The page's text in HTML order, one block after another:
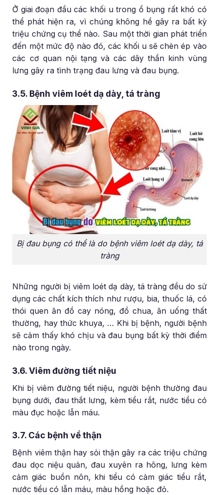
Ở giai đoạn đầu các khối u trong ổ bụng rất khó có
thể phát hiện ra, vì chúng không hề gây ra bất kỳ
triệu chứng cụ thể nào. Sau một thời gian phát triển
đến một mức độ nào đó, các khối u sẽ chèn ép vào
các cơ quan nội tạng và các dây thần kinh vùng
lưng gây ra tình trạng đau lưng và đau bụng.
3.5. Bệnh viêm loét dạ dày, tá tràng
Bị đau bụng có thể là do bệnh viêm loét dạ dày, tá
tràng
Những người bị viêm loét dạ dày, tá tràng đều do sử
dụng các chất kích thích như rượu, bia, thuốc lá, có
thói quen ăn đồ cay nóng, đồ chua, ăn uống thất
thường, hay thức khuya, … Khi bị bệnh, người bệnh
sẽ cảm thấy khó chịu và đau bụng bất kỳ thời điểm
nào trong ngày.
3.6. Viêm đường tiết niệu
Khi bị viêm đường tiết niệu, người bệnh thường đau
bụng dưới, đau thắt lưng, kèm tiểu rắt, nước tiểu có
màu đục hoặc lẫn máu.
3.7. Các bệnh về thận
Bệnh viêm thận hay sỏi thận gây ra các triệu chứng
đau dọc niệu quản, đau xuyên ra hông, lưng kèm
cảm giác buồn nôn, khi tiểu có cảm giác tiểu rắt,
nước tiểu có lẫn máu, màu hồng hoặc đỏ.